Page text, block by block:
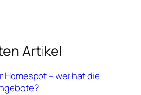
Artikel
Homespot – wer hat die